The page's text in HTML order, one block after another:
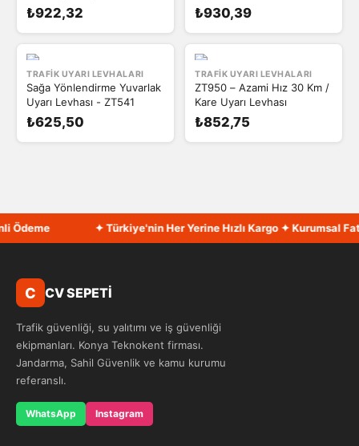
₺922,32 ₺930,39
TRAFIK UYARI LEVHALARI
Sağa Yönlendirme Yuvarlak
Uyarı Levhası - ZT541
₺625,50
TRAFIK UYARI LEVHALARI
ZT950 – Azami Hız 30 Km /
Kare Uyarı Levhası
₺852,75
✦ Türkiye'nin Her Yerine Hızlı Kargo ✦ Kurumsal
C CV SEPETİ
Trafik güvenliği, su yalıtımı ve iş güvenliği
ekipmanları. Konya Teknokent firması.
Jandarma, Sahil Güvenlik ve kamu kurumu
referanslı.
WhatsApp Instagram